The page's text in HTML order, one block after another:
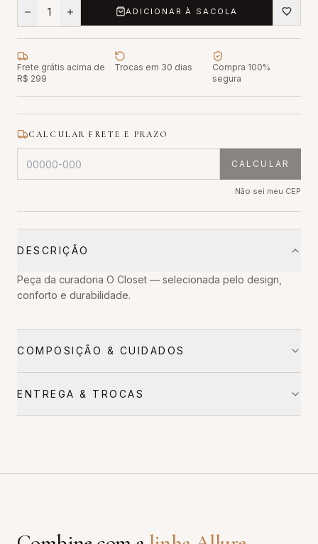
1 ADICIONAR À SACOLA
Frete grátis acima de
R$ 299
Trocas em 30 dias
Compra 100%
segura
CALCULAR FRETE E PRAZO
CALCULAR
Não sei meu CEP
DESCRIÇÃO
Peça da curadoria O Closet — selecionada pelo design,
conforto e durabilidade.
COMPOSIÇÃO & CUIDADOS
ENTREGA & TROCAS